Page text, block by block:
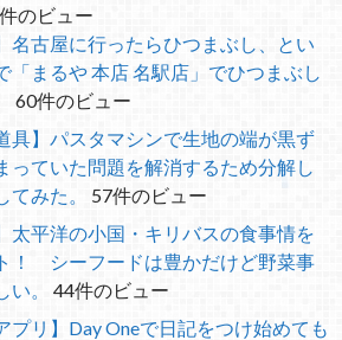
のビュー
名古屋に行ったらひつまぶし、とい
「まるや 本店 名駅店」でひつまぶし
60件のビュー
具】パスタマシンで生地の端が黒ず
っていた問題を解消するため分解し
てみた。
57件のビュー
太平洋の小国・キリバスの食事情を
！ シーフードは豊かだけど野菜事
い。
44件のビュー
プリ】Day Oneで日記をつけ始めても